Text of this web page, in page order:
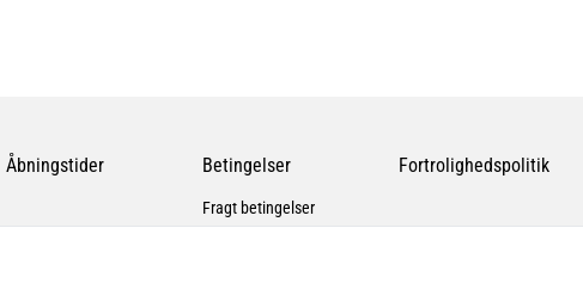
Åbningstider Betingelser
Fragt betingelser
Fortrolighedspolitik